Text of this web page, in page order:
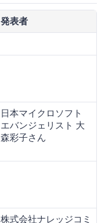
発表者
日本マイクロソフト
エバンジェリスト 大
森彩子さん
株式会社ナレッジコミ